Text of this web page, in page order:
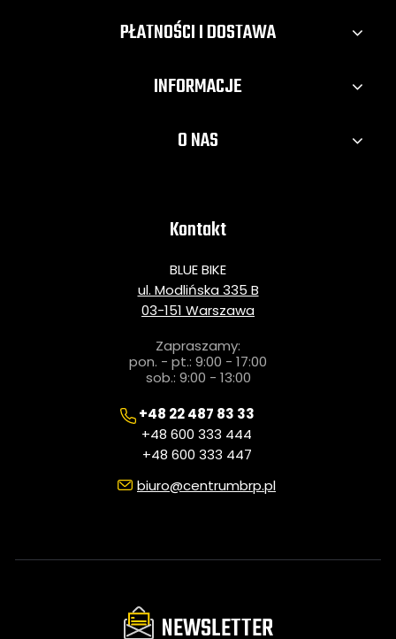
PŁATNOŚCI I DOSTAWA
INFORMACJE
O NAS
Kontakt
BLUE BIKE
ul. Modlińska 335 B
03-151 Warszawa
Zapraszamy:
pon. - pt.: 9:00 - 17:00
sob.: 9:00 - 13:00
+48 22 487 83 33
+48 600 333 444
+48 600 333 447
biuro@centrumbrp.pl
NEWSLETTER